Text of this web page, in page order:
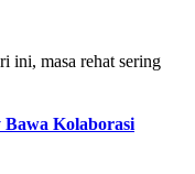
ini, masa rehat sering
Kolaborasi